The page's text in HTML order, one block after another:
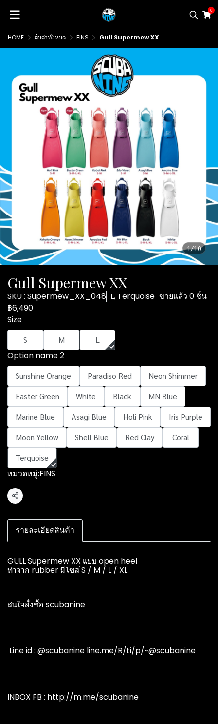
0
HOME สินค้าทั้งหมด FINS Gull Supermew XX
1/10
Gull Supermew XX
SKU : Supermew_XX_048 L, Terquoise ขายแล้ว 0 ชิ้น
฿6,490
Size
S M L
Option name 2
Sunshine Orange Paradiso Red
Neon Shimmer
Easter Green
White Black
MN Blue
Marine Blue
Asagi Blue Holi Pink
Iris Purple
Moon Yellow
Shell Blue Red Clay
Coral
Terquoise
หมวดหมู่:FINS
แชร์
รายละเอียดสินค้า
GULL Supermew XX แบบ open heel
ทำจาก rubber มีไซส์ S / M / L / XL
สนใจสั่งซื้อ scubanine
️ Line id : @scubanine line.me/R/ti/p/~@scubanine
INBOX FB : http://m.me/scubanine